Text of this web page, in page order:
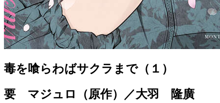
毒を喰らわばサクラまで（１）
要 マジュロ（原作）／大羽 隆廣